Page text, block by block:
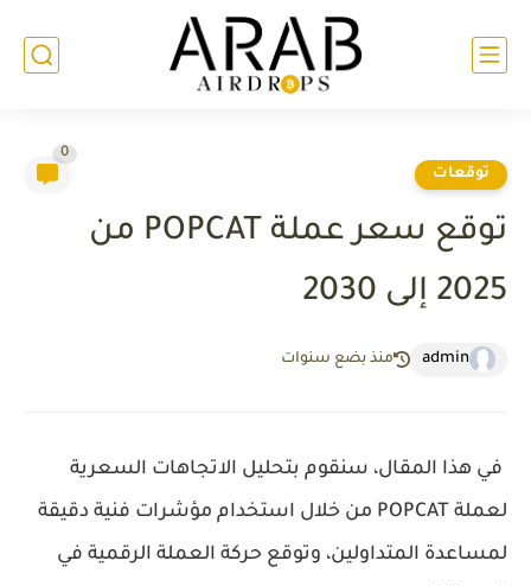
توقعات
0
توقع سعر عملة POPCAT من
2025 إلى 2030
admin منذ بضع سنوات
في هذا المقال، سنقوم بتحليل الاتجاهات السعرية
لعملة POPCAT من خلال استخدام مؤشرات فنية دقيقة
لمساعدة المتداولين، وتوقع حركة العملة الرقمية في